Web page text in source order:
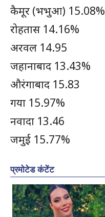
कैमूर (भभुआ) 15.08%
रोहतास 14.16%
अरवल 14.95
जहानाबाद 13.43%
औरंगाबाद 15.83
गया 15.97%
नवादा 13.46
जमुई 15.77%